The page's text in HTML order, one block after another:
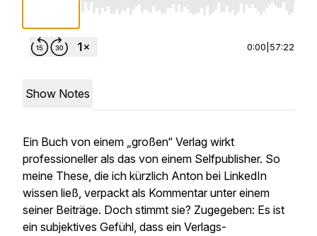
Use Left/Right to seek, Home/End to jump
0:00 57:22
Show Notes
Ein Buch von einem „großen“ Verlag wirkt
professioneller als das von einem Selfpublisher. So
meine These, die ich kürzlich Anton bei LinkedIn
wissen ließ, verpackt als Kommentar unter einem
seiner Beiträge. Doch stimmt sie? Zugegeben: Es ist
ein subjektives Gefühl, dass ein Verlags-